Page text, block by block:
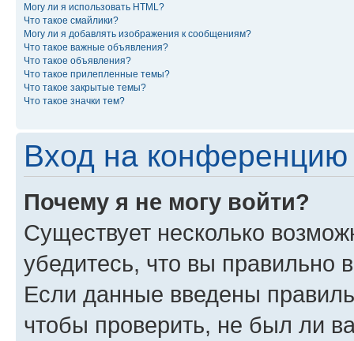
Могу ли я использовать HTML?
Что такое смайлики?
Могу ли я добавлять изображения к сообщениям?
Что такое важные объявления?
Что такое объявления?
Что такое прилепленные темы?
Что такое закрытые темы?
Что такое значки тем?
Вход на конференцию
Почему я не могу войти?
Существует несколько
убедитесь, что вы правильно
Если данные введены
чтобы проверить, не был ли